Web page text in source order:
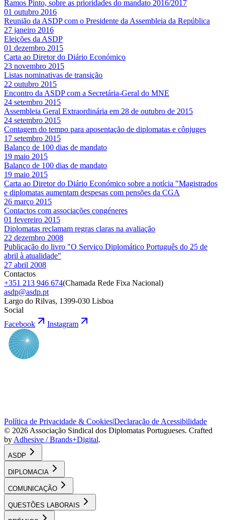
Ramos Pinto, sobre as prioridades do mandato 2016/2017
01 outubro 2016
Reunião da ASDP com o Presidente da Assembleia da República
27 janeiro 2016
Eleições da ASDP
01 dezembro 2015
Carta ao Diretor do Diário Económico
23 novembro 2015
Listas nominativas de transição
22 outubro 2015
Encontro da ASDP com a Secretária-Geral do MNE
24 setembro 2015
Assembleia Geral Extraordinária em 28 de outubro de 2015
24 setembro 2015
Contagem do tempo para aposentação de diplomatas e cônjuges
17 setembro 2015
Balanço de 100 dias de mandato
19 maio 2015
Balanço de 100 dias de mandato
19 maio 2015
Carta ao Diretor do Diário Económico sobre a notícia "Magistrados
e diplomatas aumentam despesas com pensões da CGA
26 março 2015
Contactos com associações congéneres
01 fevereiro 2015
Diplomatas reclamam regras claras na avaliação
22 dezembro 2008
Publicação do livro "O Serviço Diplomático Português do 25 de
abril à atualidade"
27 abril 2008
Contactos
+351 213 946 674(Chamada Rede Fixa Nacional)
asdp@asdp.pt
Largo do Rilvas, 1399-030 Lisboa
Social
Facebook
Instagram
Política de Privacidade & Cookies|Declaração de Acessibilidade
© 2026 Associação Sindical dos Diplomatas Portugueses. Crafted
by Adhesive / Brands+Digital.
ASDP
DIPLOMACIA
COMUNICAÇÃO
QUESTÕES LABORAIS